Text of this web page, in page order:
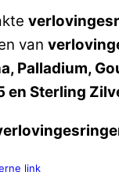
van
Palladium,
en Sterling
link